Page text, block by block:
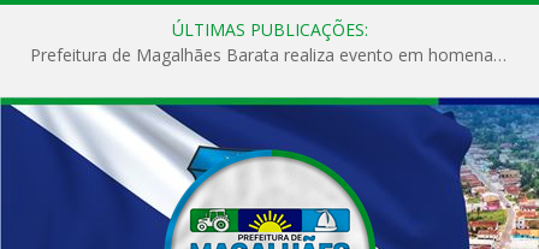
ÚLTIMAS PUBLICAÇÕES:
Prefeitura de Magalhães Barata realiza evento em homenagem ao Dia Internacional da Mulher